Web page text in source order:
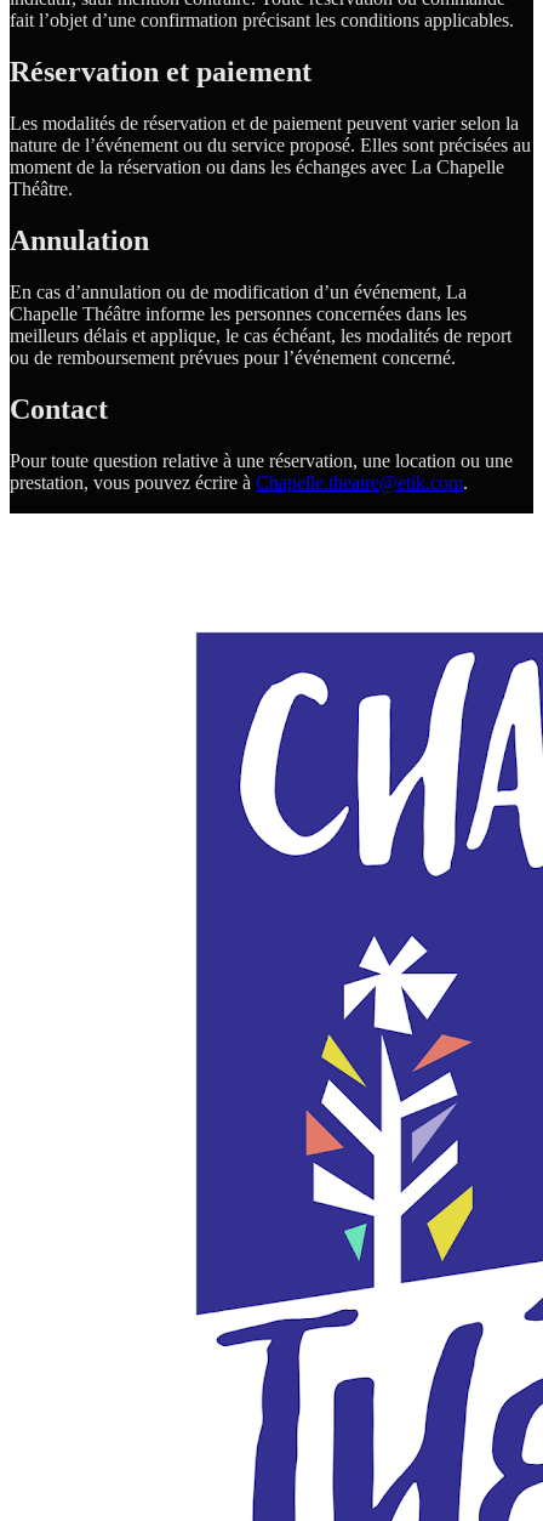
fait l’objet d’une confirmation précisant les conditions applicables.
Réservation et paiement
Les modalités de réservation et de paiement peuvent varier selon la
nature de l’événement ou du service proposé. Elles sont précisées au
moment de la réservation ou dans les échanges avec La Chapelle
Théâtre.
Annulation
En cas d’annulation ou de modification d’un événement, La
Chapelle Théâtre informe les personnes concernées dans les
meilleurs délais et applique, le cas échéant, les modalités de report
ou de remboursement prévues pour l’événement concerné.
Contact
Pour toute question relative à une réservation, une location ou une
prestation, vous pouvez écrire à Chapelle.theatre@etik.com.